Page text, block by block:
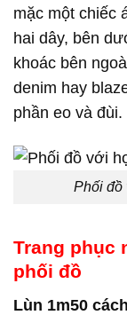
mặc một chiếc
hai dây, bên
khoác bên
denim hay
phần eo và đùi.
Phối đồ
Trang phục
phối đồ
Lùn 1m50